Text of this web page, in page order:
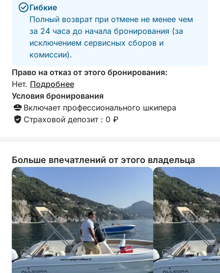
Click&Boat за информацией и бронированием
этого высококлассного судна, чтобы создать
незабываемые воспоминания с семьей и
друзьями!
Гибкие
Полный возврат при отмене не менее чем
за 24 часа до начала бронирования (за
исключением сервисных сборов и
комиссии).
Право на отказ от этого бронирования:
Нет. Подробнее
Условия бронирования
Включает профессионального шкипера
Страховой депозит : 0 ₽
Больше впечатлений от этого владельца